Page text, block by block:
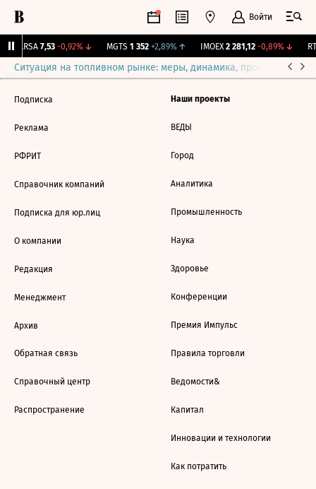
Войти
ARSA 7,53 -0,92%↓ MGTS 1 352 +2,89%↑ IMOEX 2 281,12 -0,89%↓
Ситуация на топливном рынке: меры, динамика, прогнозы
Подписка
Реклама
РФРИТ
Справочник компаний
Подписка для юр.лиц
О компании
Редакция
Менеджмент
Архив
Обратная связь
Справочный центр
Распространение
Наши проекты
ВЕДЫ
Город
Аналитика
Промышленность
Наука
Здоровье
Конференции
Премия Импульс
Правила торговли
Ведомости&
Капитал
Инновации и технологии
Как потратить